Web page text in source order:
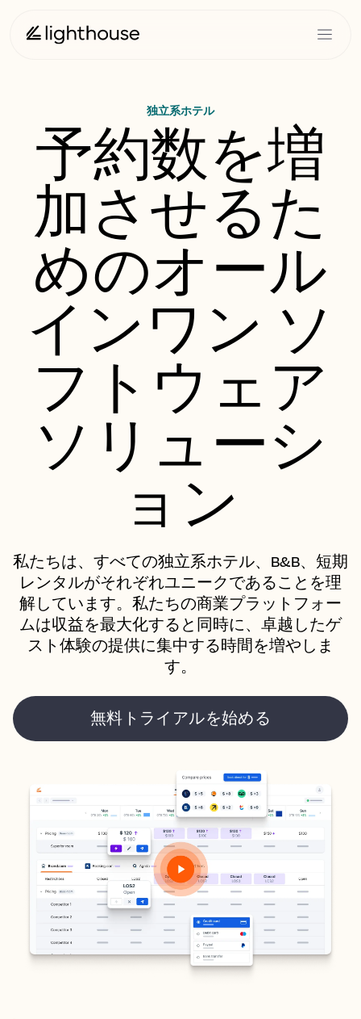
独立系ホテル
予約数を増
加させるた
めのオール
インワン ソ
フトウェア
ソリューシ
ョン
私たちは、すべての独立系ホテル、B&B、短期
レンタルがそれぞれユニークであることを理
解しています。私たちの商業プラットフォー
ムは収益を最大化すると同時に、卓越したゲ
スト体験の提供に集中する時間を増やしま
す。
無料トライアルを始める